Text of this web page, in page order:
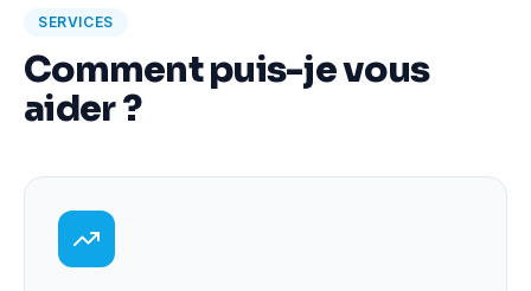
SERVICES
Comment puis-je vous
aider ?